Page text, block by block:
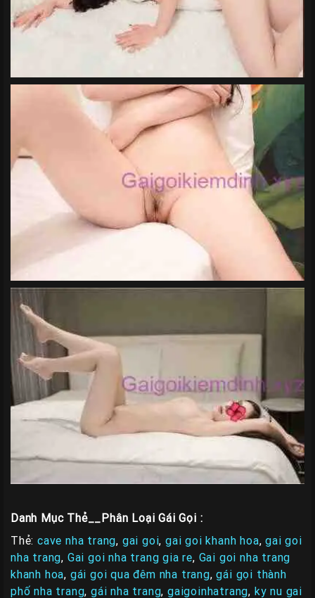
Danh Mục Thẻ__Phân Loại Gái Gọi :
Thẻ: cave nha trang, gai goi,gai goi khanh hoa,gai goi
nha trang, Gai goi nha trang gia re, Gai goi nha trang
khanh hoa, gái gọi qua đêm nha trang,gái gọi thành
phố nha trang,gái nha trang,gaigoinhatrang, ky nu gai